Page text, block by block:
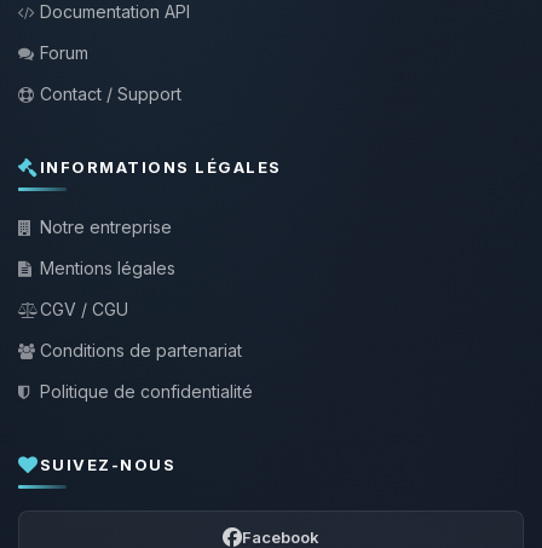
Documentation API
Forum
Contact / Support
INFORMATIONS LÉGALES
Notre entreprise
Mentions légales
CGV / CGU
Conditions de partenariat
Politique de confidentialité
SUIVEZ-NOUS
Facebook